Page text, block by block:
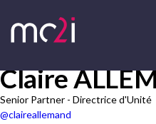
Contenu
principal
Claire
Senior Partner - Directrice d'Unité
@claireallemand